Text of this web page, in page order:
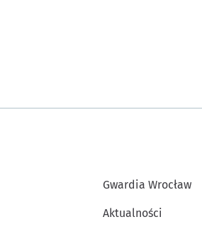
Gwardia Wrocław
Aktualności